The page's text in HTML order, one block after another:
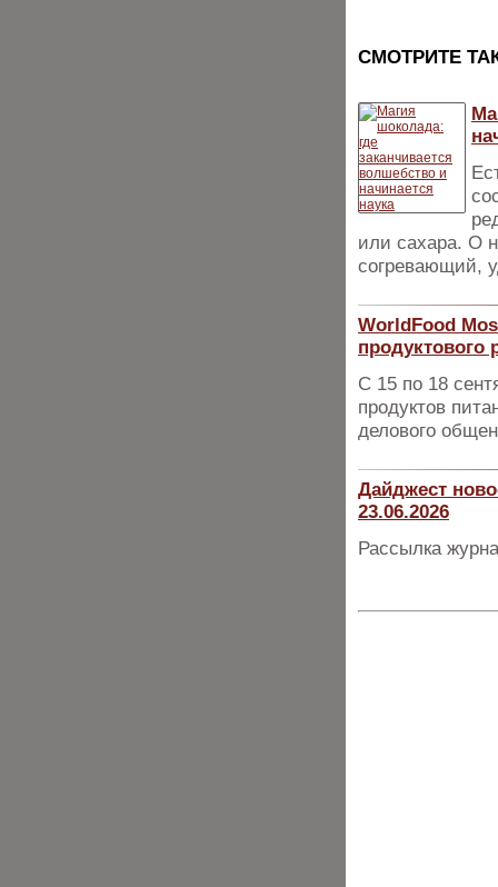
CМОТРИТЕ
или сахара. О
согревающий,
WorldFood
продуктового
С 15 по 18
продуктов
делового
Дайджест
23.06.2026
Рассылка